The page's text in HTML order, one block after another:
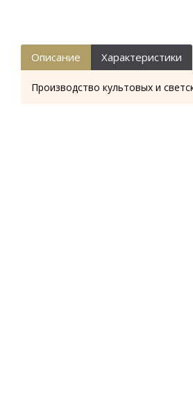
Описание Характеристики
Производство культовых и